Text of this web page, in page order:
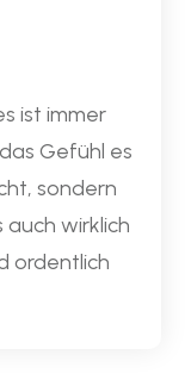
ist immer
Gefühl es
sondern
auch wirklich
ordentlich